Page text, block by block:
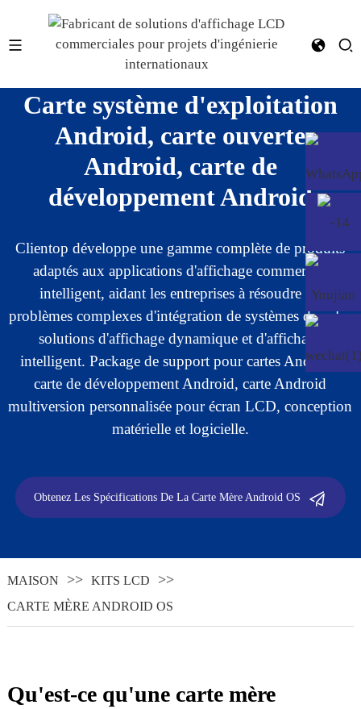
Carte système d'exploitation
Android, carte ouverte
Android, carte de
développement Android
Clientop développe une gamme complète de produits
adaptés aux applications d'affichage commercial
intelligent, aidant les entreprises à résoudre les
problèmes complexes d'intégration de systèmes dans les
solutions d'affichage dynamique et d'affichage
intelligent. Package de support pour cartes Android,
carte de développement Android, carte Android
multiversion personnalisée pour écran LCD, conception
matérielle et logicielle.
Obtenez Les Spécifications De La Carte Mère Android OS
MAISON
KITS LCD
CARTE MÈRE ANDROID OS
Qu'est-ce qu'une carte mère